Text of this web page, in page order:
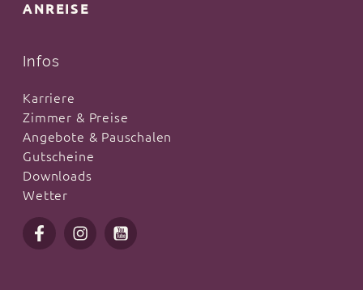
ANREISE
Infos
Karriere
Zimmer & Preise
Angebote & Pauschalen
Gutscheine
Downloads
Wetter